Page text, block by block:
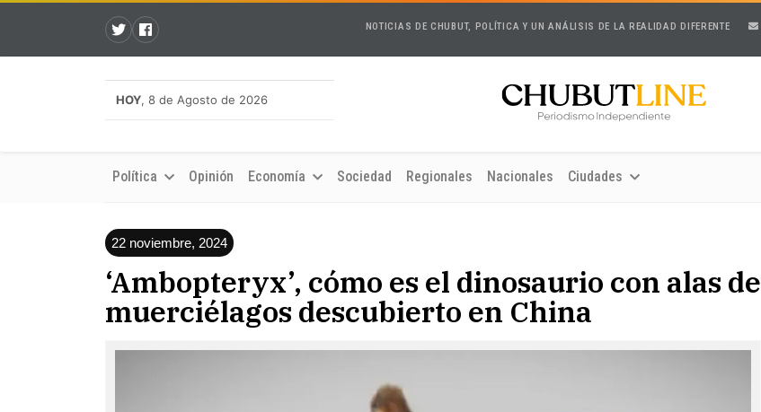
NOTICIAS DE CHUBUT, POLÍTICA Y UN ANÁLISIS DE LA REALIDAD DIFERENTE
HOY, 8 de Agosto de 2026
Política Opinión Economía Sociedad Regionales Nacionales Ciudades
22 noviembre, 2024
‘Ambopteryx’, cómo es el dinosaurio con alas de
muerciélagos descubierto en China